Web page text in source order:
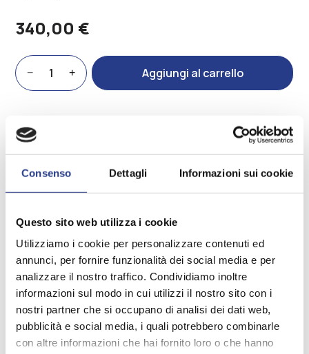
Consenso Dettagli Informazioni sui cookie
Questo sito web utilizza i cookie
Utilizziamo i cookie per personalizzare contenuti ed
annunci, per fornire funzionalità dei social media e per
analizzare il nostro traffico. Condividiamo inoltre
informazioni sul modo in cui utilizzi il nostro sito con i
nostri partner che si occupano di analisi dei dati web,
pubblicità e social media, i quali potrebbero combinarle
con altre informazioni che hai fornito loro o che hanno
340,00 €
−
Sissy
quantità
+ Aggiungi al carrello
Alternative:
Spedizioni
Ti potrebbe interessare anche
Slide
Slide
successiva